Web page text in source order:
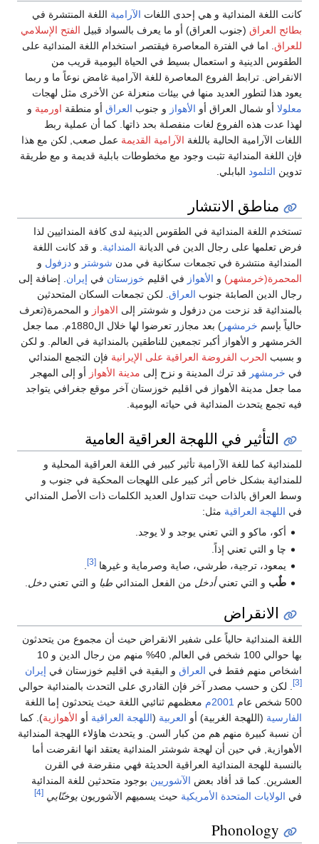
الآرامية اللغة المنتشرة في
بالسواد قبيلالفتح الإسلامي
استخدام اللغة المندائية على
اليومية قريب من
غامض نوعاً ما و ربما
عن الأخرى مثل لهجات
العراق أو منطقةاورمية و
كما أن عملية ربط
عمل صعب, لكن مع هذا
بابلية قديمة و مع طريقة
لدى كافة المندائيين لذا
المندائية. و قد كانت اللغة
في مدنشوشترو دزفول و
خوزستانفيإيران. إضافة إلى
السكان المتحدثين
إلىالاهواز و المحمرة(تعرف
) بعد مجازر تعرضوا لها خلال ال1880م. مما جعل
بالمندائية في العالم. و لكن
فإن التجمع المندائي
مدينة الأهوازأو إلى المهجر
آخر موقع جغرافي يتواجد
العامية
اللغة العراقية المحلية و
المحكية في جنوب و
ذات الأصل المندائي
و غيرها
.
طباو التي تعني دخل .
حيث أن مجموع من يتحدثون
بها حوالي 100 شخص في العالم, 40% منهم من رجال الدين و 10
في اقليم خوزستان فيإيران
التحدث بالمندائية حوالي
اللغة حيث يتحدثون إما اللغة
العراقية أوالأهوازية ). كما
هاؤلاء اللهجة المندائية
يعتقد انها انقرضت أما
فهي منقرضة في القرن
متحدثين للغة المندائية
الآشوريونيوخنّايي [4]